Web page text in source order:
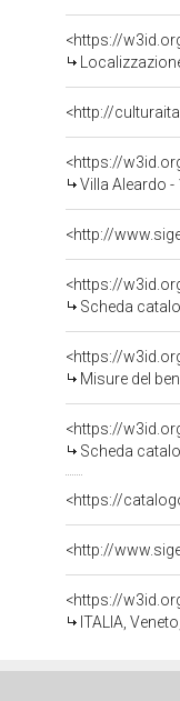
<https://
<http://
<https://
Villa Aleardo
<https://
Scheda
<https://
Misure del
<https://
Scheda
<https://
<https://
ITALIA,